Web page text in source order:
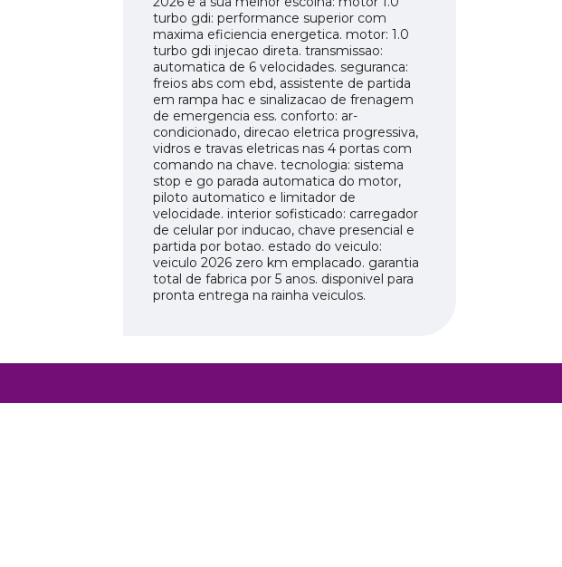
turbo gdi: performance superior com
maxima eficiencia energetica. motor: 1.0
turbo gdi injecao direta. transmissao:
automatica de 6 velocidades. seguranca:
freios abs com ebd, assistente de partida
em rampa hac e sinalizacao de frenagem
de emergencia ess. conforto: ar-
condicionado, direcao eletrica progressiva,
vidros e travas eletricas nas 4 portas com
comando na chave. tecnologia: sistema
stop e go parada automatica do motor,
piloto automatico e limitador de
velocidade. interior sofisticado: carregador
de celular por inducao, chave presencial e
partida por botao. estado do veiculo:
veiculo 2026 zero km emplacado. garantia
total de fabrica por 5 anos. disponivel para
pronta entrega na rainha veiculos.